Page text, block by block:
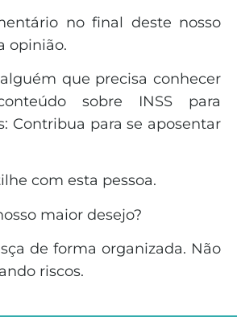
no final deste nosso
opinião.
que precisa conhecer
sobre INSS para
Contribua para se aposentar
com esta pessoa.
maior desejo?
de forma organizada. Não
riscos.